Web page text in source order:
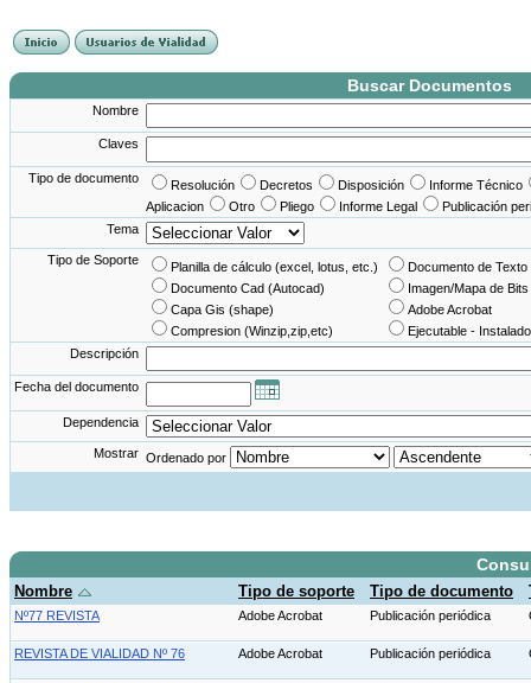
Buscar Documentos
Nombre
Claves
Tipo de documento Resolución Decretos Disposición
Informe Técnico
Aplicacion
Otro Pliego Informe Legal
Publicación
Tema
Tipo de Soporte Planilla de cálculo (excel, lotus, etc.)
Documento de
Documento Cad (Autocad)
Imagen/Mapa de Bits
Capa Gis (shape)
Adobe Acrobat
Compresion (Winzip,zip,etc)
Ejecutable -
Descripción
Fecha del documento
Dependencia
Mostrar Ordenado por
Nombre Tipo de soporte Tipo de documento
Nº77 REVISTA Adobe Acrobat Publicación periódica
REVISTA DE VIALIDAD Nº 76 Adobe Acrobat Publicación periódica